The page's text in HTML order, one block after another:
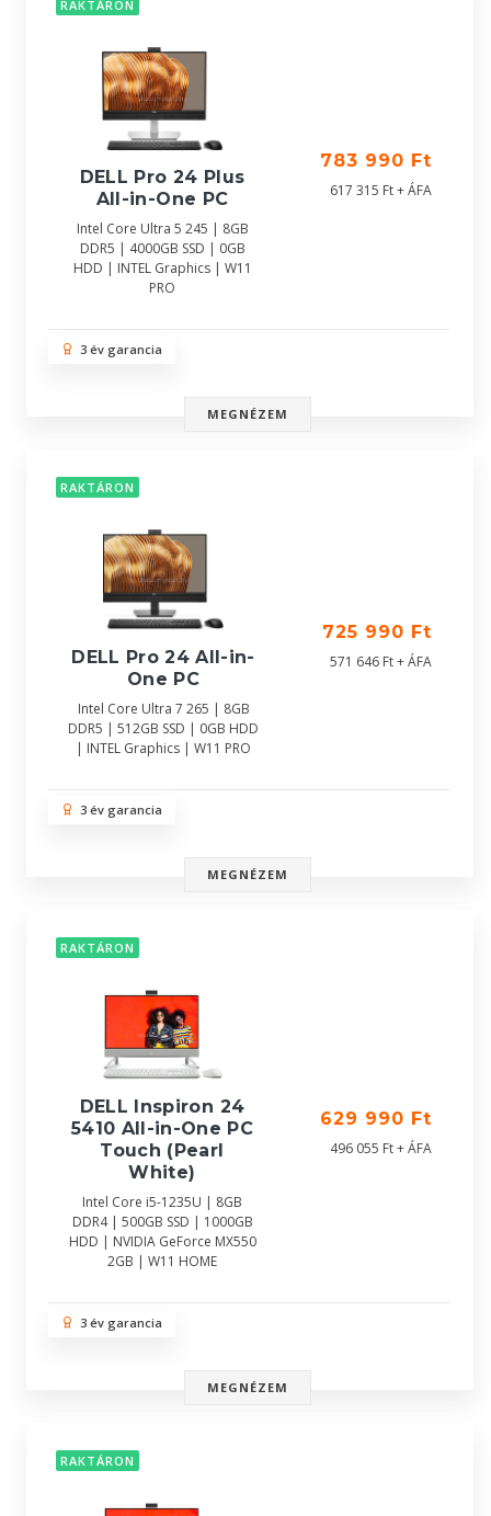
RAKTÁRON
DELL Pro 24 Plus
All-in-One PC
Intel Core Ultra 5 245 | 8GB
DDR5 | 4000GB SSD | 0GB
HDD | INTEL Graphics | W11
PRO
783 990 Ft
617 315 Ft + ÁFA
3 év garancia
MEGNÉZEM
RAKTÁRON
DELL Pro 24 All-in-
One PC
Intel Core Ultra 7 265 | 8GB
DDR5 | 512GB SSD | 0GB HDD
| INTEL Graphics | W11 PRO
725 990 Ft
571 646 Ft + ÁFA
3 év garancia
MEGNÉZEM
RAKTÁRON
DELL Inspiron 24
5410 All-in-One PC
Touch (Pearl
White)
Intel Core i5-1235U | 8GB
DDR4 | 500GB SSD | 1000GB
HDD | NVIDIA GeForce MX550
2GB | W11 HOME
629 990 Ft
496 055 Ft + ÁFA
3 év garancia
MEGNÉZEM
RAKTÁRON